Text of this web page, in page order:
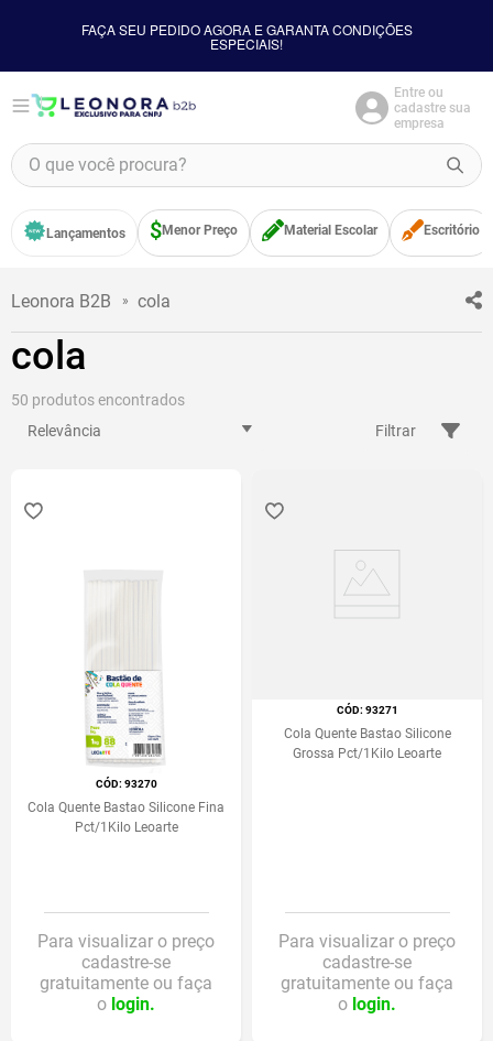
FAÇA SEU PEDIDO AGORA E GARANTA CONDIÇÕES
ESPECIAIS!
Entre ou
cadastre sua
empresa
O que você procura?
Lançamentos Menor Preço Material Escolar Escritório
cola
cola
50
Relevância
Filtrar
:93270
Cola Quente Bastao Silicone Fina
Pct/1Kilo Leoarte
Para visualizar o preço
cadastre-se
gratuitamente ou faça
o login.
:93271
Cola Quente Bastao Silicone
Grossa Pct/1Kilo Leoarte
Para visualizar o preço
cadastre-se
gratuitamente ou faça
o login.
TERMOS MAIS BUSCADOS
1º